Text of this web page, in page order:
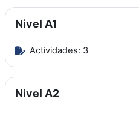
Nivel A1
Actividades: 3
Nivel A2